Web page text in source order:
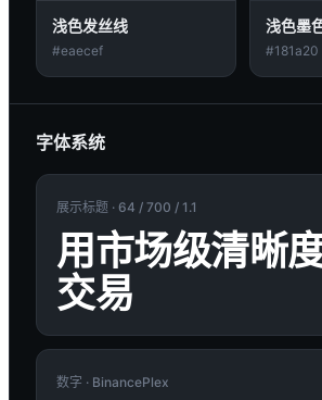
浅色发丝线
#eaecef
浅色墨
#181a20
字体系统
展示标题 · 64 / 700 / 1.1
用市场级清晰
交易
数字 · BinancePlex